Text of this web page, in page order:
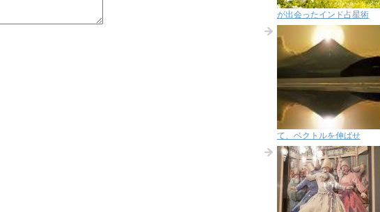
が出会ったインド占星術
て、ベクトルを伸ばせ